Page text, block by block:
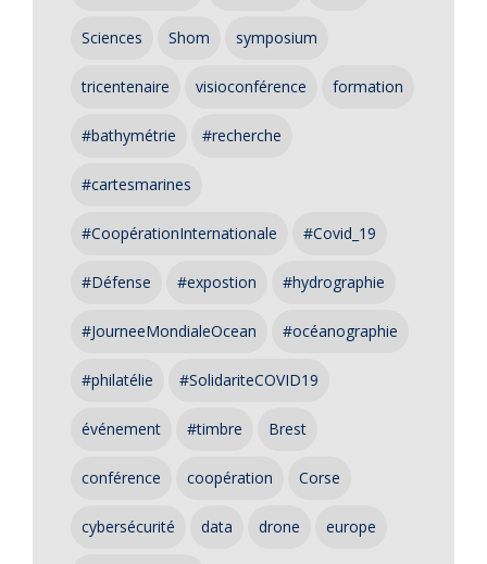
Sciences Shom symposium
tricentenaire visioconférence formation
#bathymétrie #recherche
#cartesmarines
#CoopérationInternationale #Covid_19
#Défense #expostion #hydrographie
#JourneeMondialeOcean #océanographie
#philatélie #SolidariteCOVID19
événement #timbre Brest
conférence coopération Corse
cybersécurité data drone europe